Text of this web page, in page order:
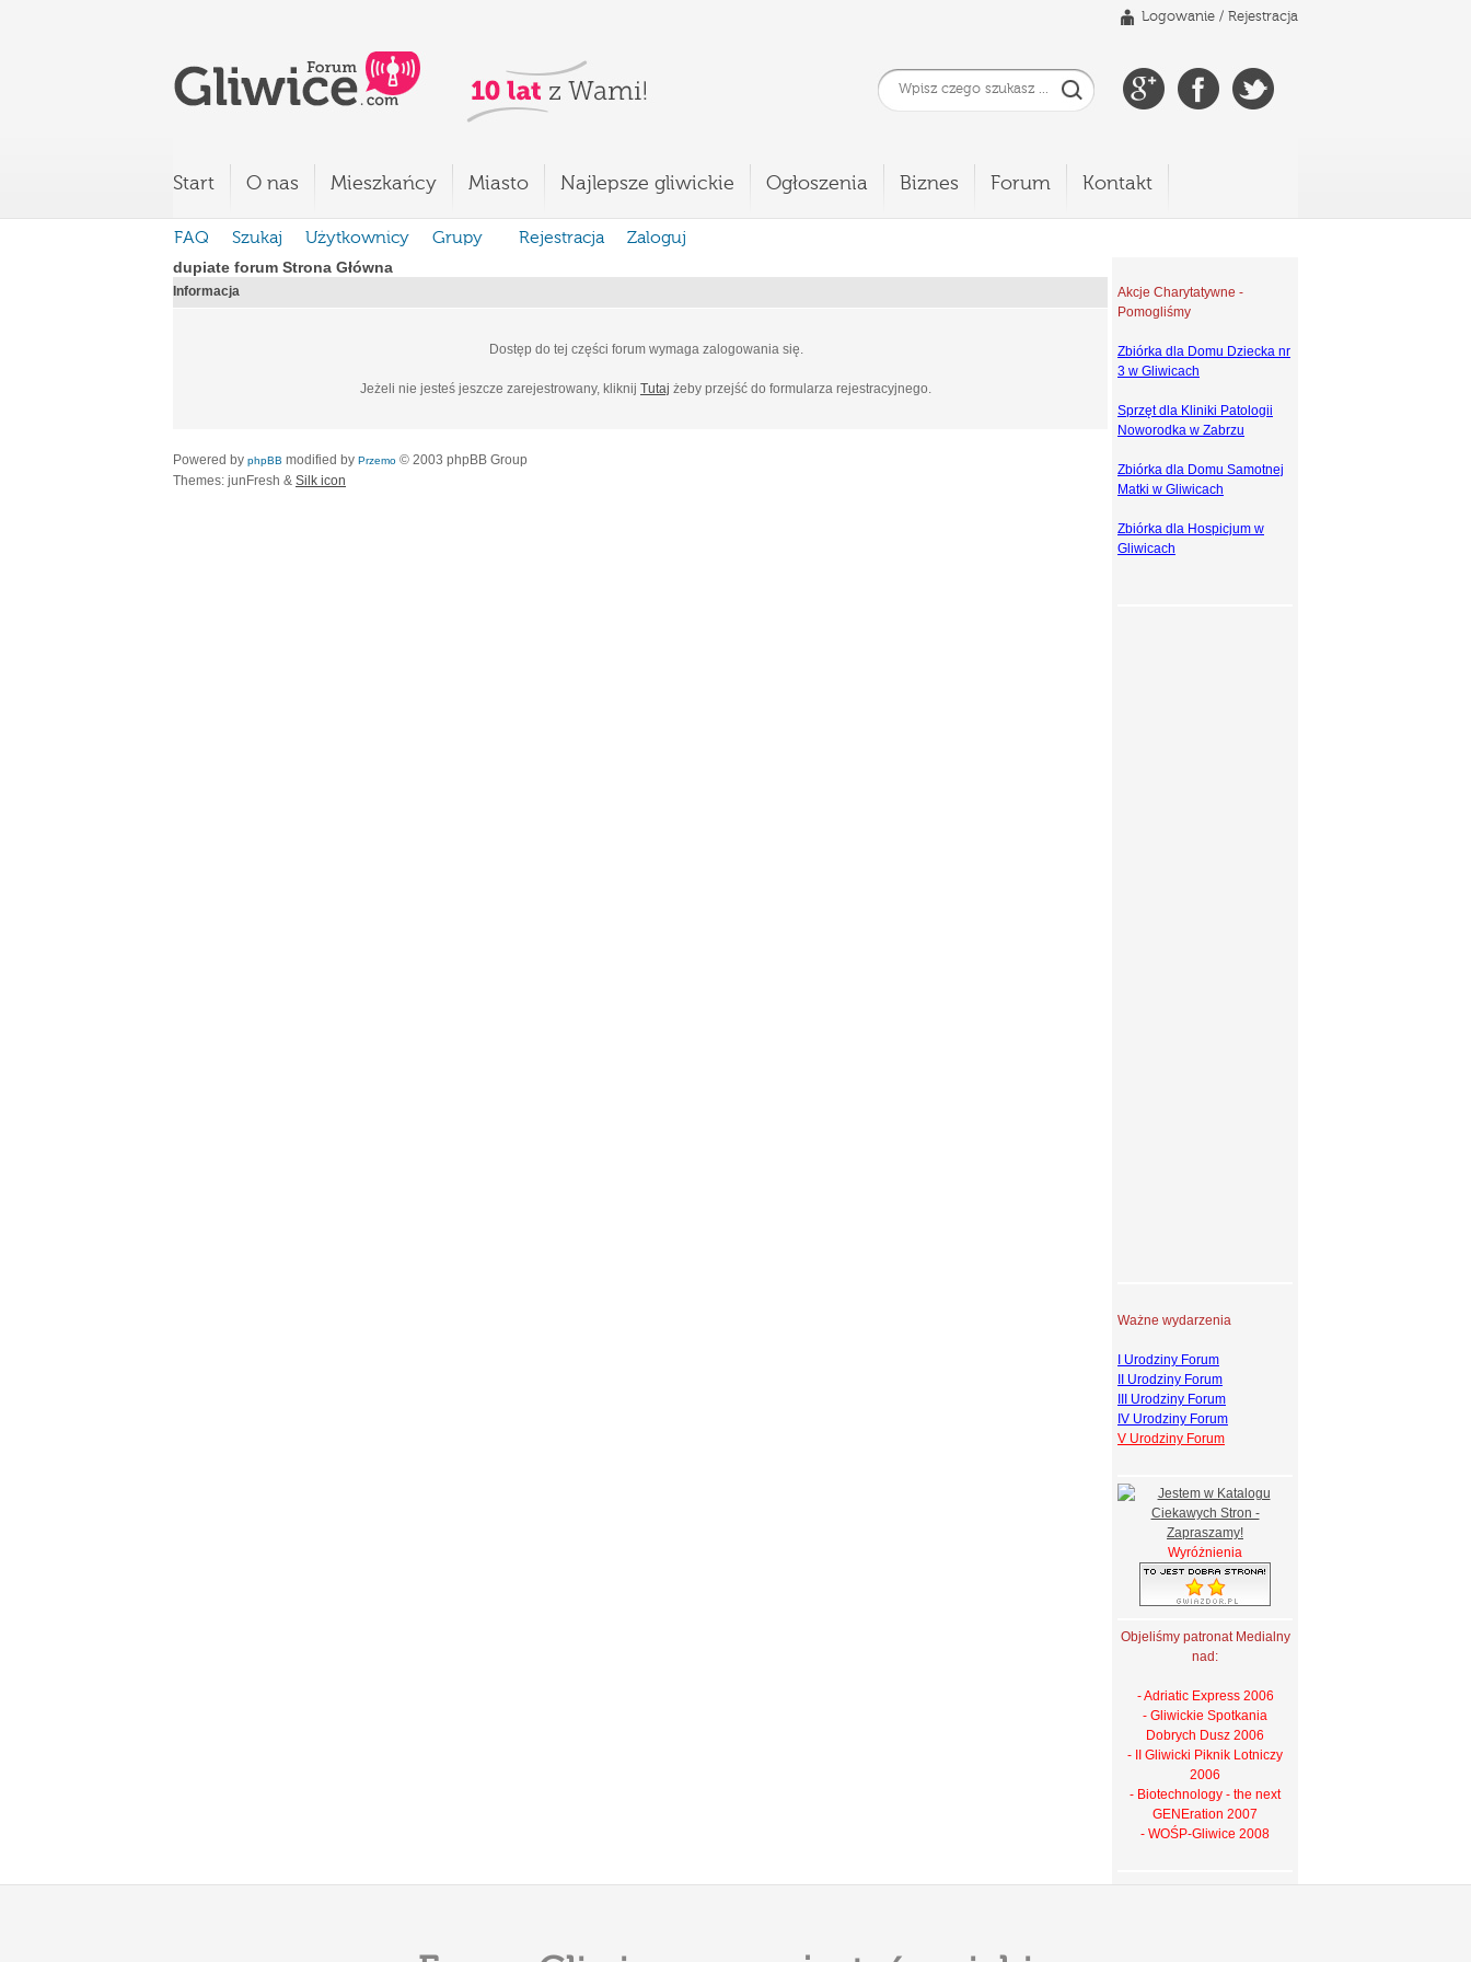
Logowanie / Rejestracja
Start O nas Mieszkańcy Miasto Najlepsze gliwickie Ogłoszenia Biznes Forum Kontakt
FAQ Szukaj Użytkownicy Grupy Rejestracja
Zaloguj
dupiate forum Strona Główna
Informacja
Dostęp do tej części forum wymaga zalogowania się.
Jeżeli nie jesteś jeszcze zarejestrowany, kliknij Tutaj żeby przejść do formularza rejestracyjnego.
Powered by phpBB modified by Przemo © 2003 phpBB Group
Themes: junFresh & Silk icon
Akcje Charytatywne -
Pomogliśmy
Zbiórka dla Domu Dziecka nr
3 w Gliwicach
Sprzęt dla Kliniki Patologii
Noworodka w Zabrzu
Zbiórka dla Domu Samotnej
Matki w Gliwicach
Zbiórka dla Hospicjum w
Gliwicach
Ważne wydarzenia
I Urodziny Forum
II Urodziny Forum
III Urodziny Forum
IV Urodziny Forum
V Urodziny Forum
Wyróżnienia
Objeliśmy patronat Medialny
nad:
- Adriatic Express 2006
- Gliwickie Spotkania
Dobrych Dusz 2006
- II Gliwicki Piknik Lotniczy
2006
- Biotechnology - the next
GENEration 2007
- WOŚP-Gliwice 2008